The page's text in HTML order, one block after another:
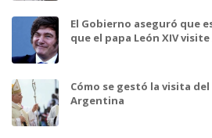
El Gobierno aseguró que
que el papa León XIV
Cómo se gestó la visita del
Argentina